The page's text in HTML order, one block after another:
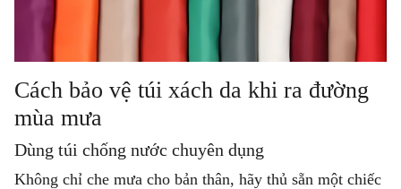
Cách bảo vệ túi xách da khi ra đường
mùa mưa
Dùng túi chống nước chuyên dụng
Không chỉ che mưa cho bản thân, hãy thủ sẵn một chiếc